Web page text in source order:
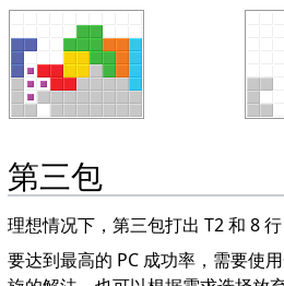
第三包
理想情况下，第三包打出 T2 和 8 行
要达到最高的 PC 成功率，需要使